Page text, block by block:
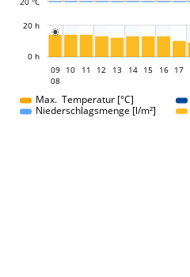

0 h
20 h
09
09
08
10 11 12 13 14 15 16 17
Max. Temperatur [°C]
Niederschlagsmenge [l/m²]